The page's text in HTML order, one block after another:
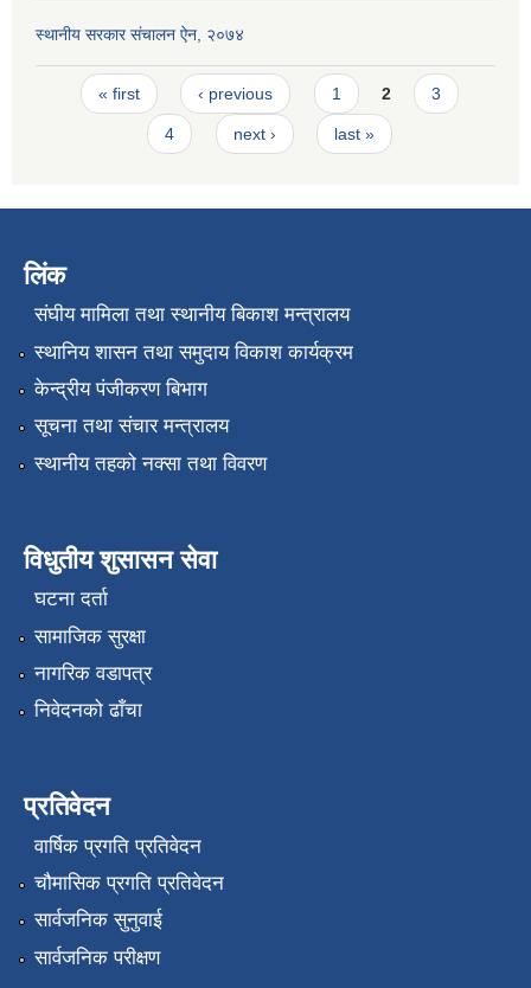
स्थानीय सरकार संचालन ऐन, २०७४
Pages
« first ‹ previous 1 2 3
4 next › last »
लिंक
संघीय मामिला तथा स्थानीय बिकाश मन्त्रालय
स्थानिय शासन तथा समुदाय विकाश कार्यक्रम
केन्द्रीय पंजीकरण बिभाग
सूचना तथा संचार मन्त्रालय
स्थानीय तहको नक्सा तथा विवरण
विधुतीय शुसासन सेवा
घटना दर्ता
सामाजिक सुरक्षा
नागरिक वडापत्र
निवेदनको ढाँचा
प्रतिवेदन
वार्षिक प्रगति प्रतिवेदन
चौमासिक प्रगति प्रतिवेदन
सार्वजनिक सुनुवाई
सार्वजनिक परीक्षण